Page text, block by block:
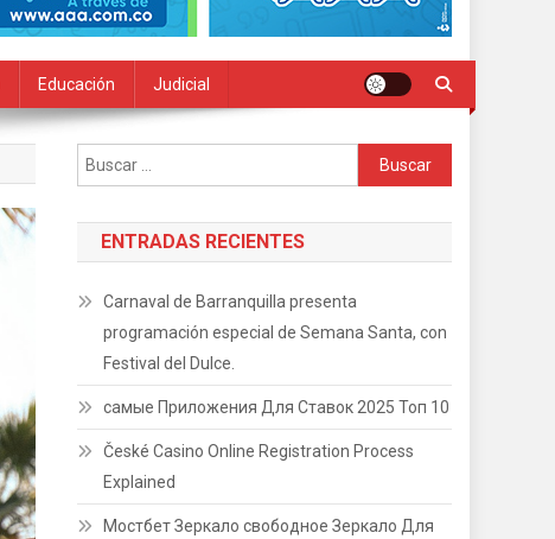
Educación Judicial
Buscar:
ENTRADAS RECIENTES
Carnaval de Barranquilla presenta
programación especial de Semana Santa, con
Festival del Dulce.
самые Приложения Для Ставок 2025 Топ 10
České Casino Online Registration Process
Explained
Мостбет Зеркало свободное Зеркало Для